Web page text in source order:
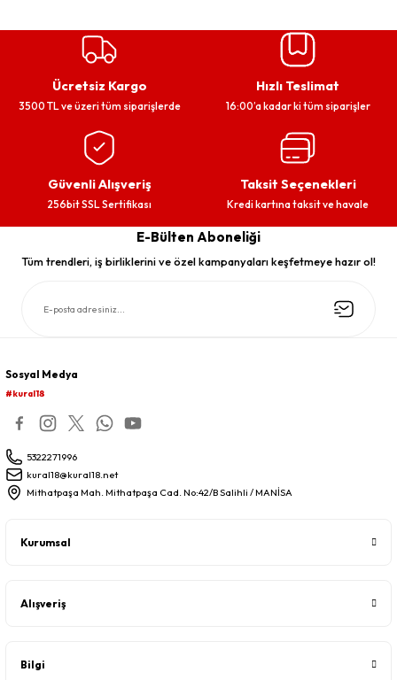
Ücretsiz Kargo
3500 TL ve üzeri tüm siparişlerde
Hızlı Teslimat
16:00’a kadar ki tüm siparişler
Güvenli Alışveriş
256bit SSL Sertifikası
Taksit Seçenekleri
Kredi kartına taksit ve havale
E-Bülten Aboneliği
Tüm trendleri, iş birliklerini ve özel kampanyaları keşfetmeye hazır ol!
Sosyal Medya
#kural18
5322271996
kural18@kural18.net
Mithatpaşa Mah. Mithatpaşa Cad. No:42/B Salihli / MANİSA
Kurumsal
Alışveriş
Bilgi